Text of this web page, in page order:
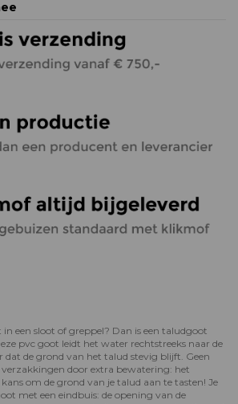
een sloot of greppel? Dan is een taludgoot
pvc goot leidt het water rechtstreeks naar de
dat de grond van het talud stevig blijft. Geen
door extra bewatering: het
om de grond van je talud aan te tasten! Je
met een eindbuis: de opening van de